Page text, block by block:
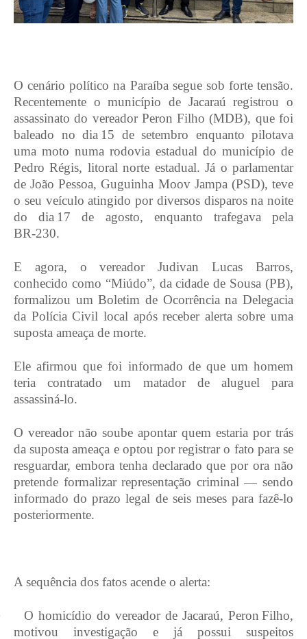
O cenário político na Paraíba segue sob forte tensão.
Recentemente o município de Jacaraú registrou o
assassinato do vereador Peron Filho (MDB), que foi
baleado no dia 15 de setembro enquanto pilotava
uma moto numa rodovia estadual do município de
Pedro Régis, litoral norte estadual. Já o parlamentar
de João Pessoa, Guguinha Moov Jampa (PSD), teve
o seu veículo atingido por diversos disparos na noite
do dia 17 de agosto, enquanto trafegava pela
BR‑230.
E agora, o vereador Judivan Lucas Barros,
conhecido como “Miúdo”, da cidade de Sousa (PB),
formalizou um Boletim de Ocorrência na Delegacia
da Polícia Civil local após receber alerta sobre uma
suposta ameaça de morte.
Ele afirmou que foi informado de que um homem
teria contratado um matador de aluguel para
assassiná‑lo.
O vereador não soube apontar quem estaria por trás
da suposta ameaça e optou por registrar o fato para se
resguardar, embora tenha declarado que por ora não
pretende formalizar representação criminal — sendo
informado do prazo legal de seis meses para fazê‑lo
posteriormente.
A sequência dos fatos acende o alerta:
O homicídio do vereador de Jacaraú, Peron Filho,
motivou investigação e já possui suspeitos